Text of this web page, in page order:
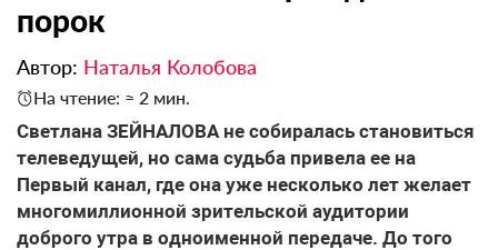
порок
Автор: Наталья Колобова
На чтение: ≈ 2 мин.
Светлана ЗЕЙНАЛОВА не собиралась становиться
телеведущей, но сама судьба привела ее на
Первый канал, где она уже несколько лет желает
многомиллионной зрительской аудитории
доброго утра в одноименной передаче. До того